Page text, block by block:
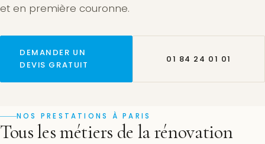
et en première couronne.
DEMANDER UN
DEVIS GRATUIT
01 84 24 01 01
NOS PRESTATIONS À PARIS
Tous les métiers de la rénovation